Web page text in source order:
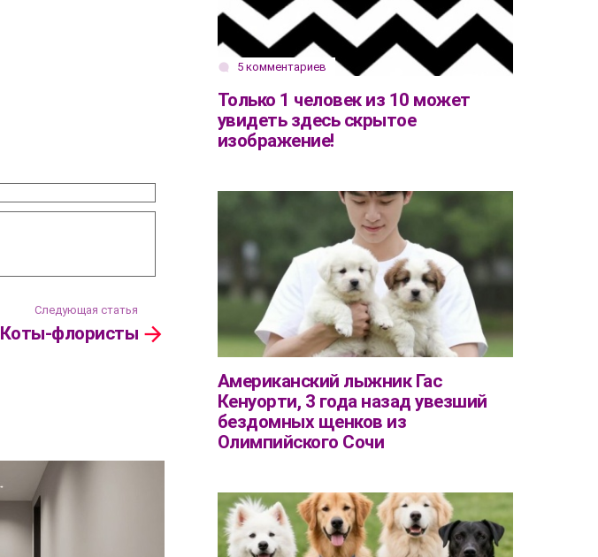
Следующая статья
Коты-флористы
5 комментариев
Только 1 человек из 10 может
увидеть здесь скрытое
изображение!
Американский лыжник Гас
Кенуорти, 3 года назад увезший
бездомных щенков из
Олимпийского Сочи